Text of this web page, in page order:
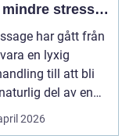
stress
mer energi i
har gått från
en lyxig
till att bli
del av en
livsst...
2026